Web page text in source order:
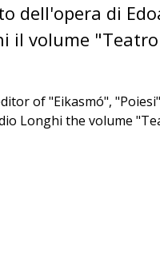
dell'opera di
il volume
of "Eikasmó",
Longhi the volume